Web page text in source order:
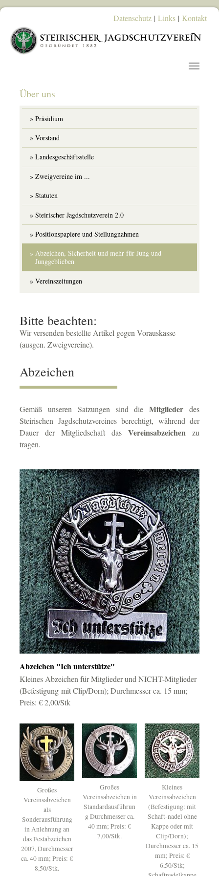
Skip to main content
Datenschutz | Links | Kontakt
Über uns
Präsidium
Vorstand
Landesgeschäftsstelle
Zweigvereine im ...
Statuten
Steirischer Jagdschutzverein 2.0
Positionspapiere und Stellungnahmen
Abzeichen, Sicherheit und mehr für Jung und
Junggeblieben
Vereinszeitungen
Bitte beachten:
Wir versenden bestellte Artikel gegen Vorauskasse
(ausgen. Zweigvereine).
Abzeichen
Gemäß unseren Satzungen sind dieMitglieder des
Steirischen Jagdschutzvereines berechtigt, während der
Dauer der Mitgliedschaft das Vereinsabzeichen zu
tragen.
Abzeichen "Ich unterstütze"
Kleines Abzeichen für Mitglieder und NICHT-Mitglieder
(Befestigung mit Clip/Dorn); Durchmesser ca. 15 mm;
Preis: € 2,00/Stk
Großes
Vereinsabzeichen
als
Sonderausführung
in Anlehnung an
das Festabzeichen
2007, Durchmesser
ca. 40 mm; Preis: €
8,50/Stk.
Großes
Vereinsabzeichen in
Standardausführun
g Durchmesser ca.
40 mm; Preis: €
7,00/Stk.
Kleines
Vereinsabzeichen
(Befestigung: mit
Schaft-nadel ohne
Kappe oder mit
Clip/Dorn);
Durchmesser ca. 15
mm; Preis: €
6,50/Stk;